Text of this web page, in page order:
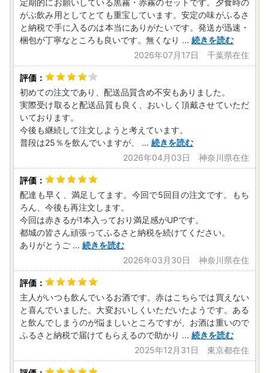
・以下の、ワンストップ特例申請の手続きや受付状況の確認
ができます。
♪オンラインワンストップ特例申請
♪ワンストップ受付確認、受付書ダウンロード
♪ワンストップ申請書ダウンロード
♪ワンストップ変更届ダウンロード
※オンライン申請には、マイナンバーカードとスマートフォ
ン、公的個人認証アプリ「IAM」が必要です。
≪お問い合わせ先≫
都城市 ふるさと納税サポート室
TEL：0986-58-7727 （平日9時～18時 ）
E-mail：support3@furusato-miyakonojo.jp
-+-+-+-+-+-+-+-+-+-+-+-+-+-+-+-+-+-+-+-+-+-+-+-+-+
-+-+-
【プライバシーポリシー（個人情報保護方針）について】
寄附者様からいただいた個人情報は、都城市が責任をもって
安全に蓄積・保管し、第三者に譲渡・提供することはござい
ません。寄附者様からいただいた個人情報は、商品の発送と
ご連絡、いただいたふるさと納税の使い道に関する報告、都
城市が主催・出展するふるさと納税関連イベント情報の提
供、都城市のふるさと納税に関する情報提供のため、使用さ
せていただきます。また、上記の手段としては、電子メール
の配信やパンフレット等の郵送をさせていただく場合がござ
います。
定期的にお願いしている黒霧・赤霧のセットです。夕食時の
がぶ飲み用としてとても重宝しています。安定の味がふるさ
と納税で手に入るのは本当にありがたいです。発送が迅速・
梱包が丁寧なところも良いです。無くなり ... 続きを読む
2026年07月17日 千葉県在住
初めての注文であり、配送品質含め不安もありました。
実際受け取ると配送品質も良く、おいしく頂戴させていただ
いております。
今後も継続して注文しようと考えています。
普段は25％を飲んでいますが、
... 続きを読む
2026年04月03日 神奈川県在住
配達も早く、満足してます。今回で5回目の注文です。もち
ろん、今後も再注文します。
今回は赤きるが1本入っており満足感がUPです。
都城の皆さん頑張ってふるさと納税を続けてください。
ありがとうご ... 続きを読む
2026年03月30日 神奈川県在住
主人がいつも飲んでいるお酒です。赤はこちらでは買えない
と喜んでいました。大変おいしくいただいたようです。ある
と飲んでしまうのが悩ましいところですが、お酒は重いので
ふるさと納税で届けてもらえるので助かり ... 続きを読む
2025年12月31日 東京都在住